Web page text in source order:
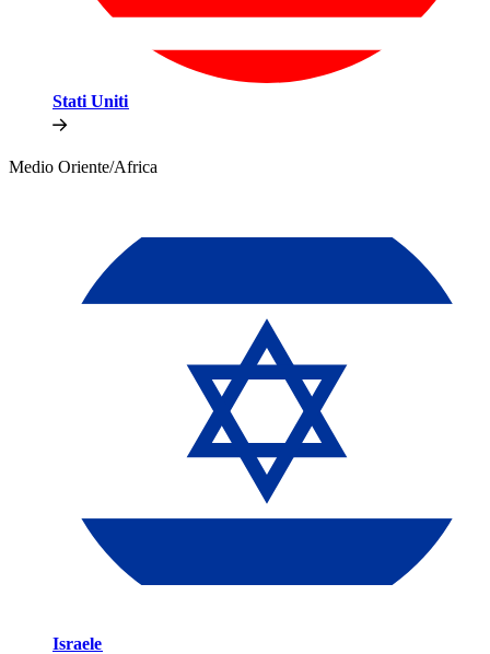
Stati Uniti​​
Medio Oriente/Africa​​
Israele​​